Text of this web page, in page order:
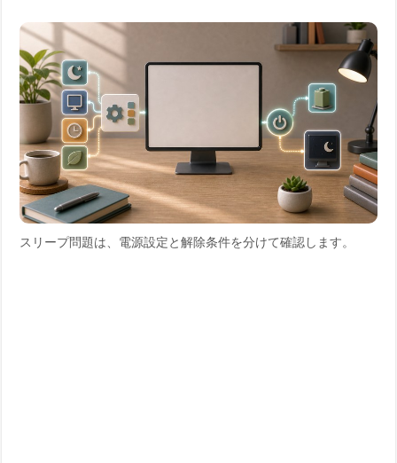
スリープ問題は、電源設定と解除条件を分けて確認します。